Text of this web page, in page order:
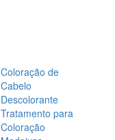
Coloração de
Cabelo
Descolorante
Tratamento para
Coloração